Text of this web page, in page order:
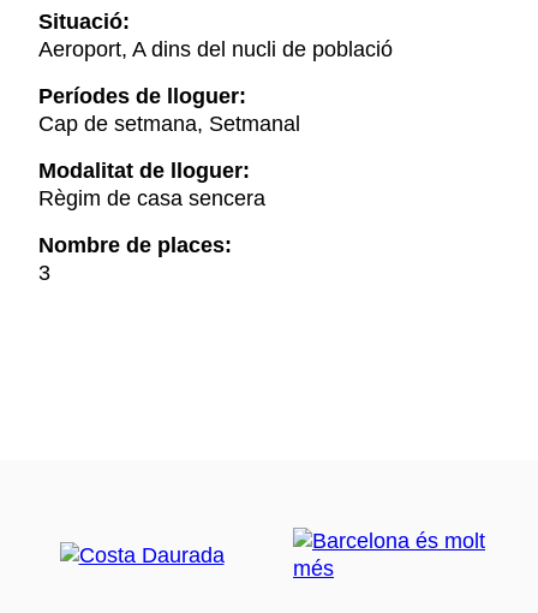
Situació:
Aeroport, A dins del nucli de població
Períodes de lloguer:
Cap de setmana, Setmanal
Modalitat de lloguer:
Règim de casa sencera
Nombre de places:
3